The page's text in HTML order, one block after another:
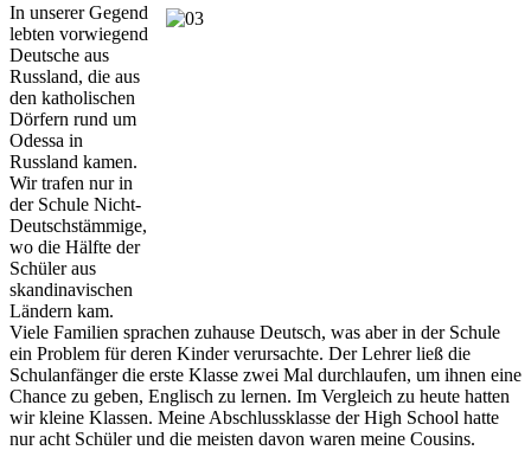
In unserer Gegend
lebten vorwiegend
Deutsche aus
Russland, die aus
den katholischen
Dörfern rund um
Odessa in
Russland kamen.
Wir trafen nur in
der Schule Nicht-
Deutschstämmige,
wo die Hälfte der
Schüler aus
skandinavischen
Ländern kam.
Viele Familien sprachen zuhause Deutsch, was aber in der Schule
ein Problem für deren Kinder verursachte. Der Lehrer ließ die
Schulanfänger die erste Klasse zwei Mal durchlaufen, um ihnen eine
Chance zu geben, Englisch zu lernen. Im Vergleich zu heute hatten
wir kleine Klassen. Meine Abschlussklasse der High School hatte
nur acht Schüler und die meisten davon waren meine Cousins.